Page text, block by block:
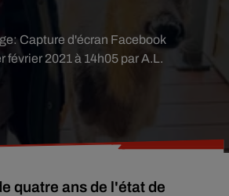
février 2021 à 14h05 par A.L.
Capture d'écran Facebook
quatre ans de l'état de